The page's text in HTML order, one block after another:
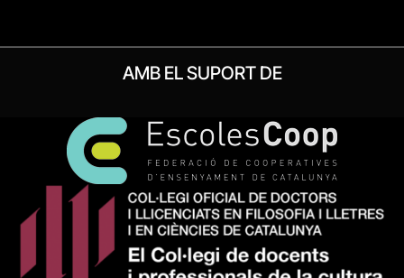
AMB EL SUPORT DE